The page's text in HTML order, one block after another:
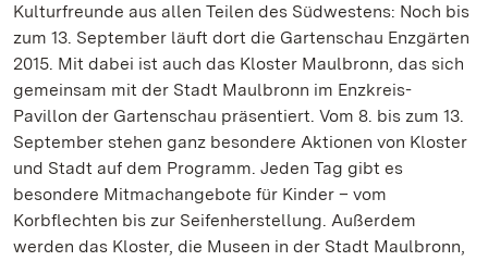
Kulturfreunde aus allen Teilen des Südwestens: Noch bis
zum 13. September läuft dort die Gartenschau Enzgärten
2015. Mit dabei ist auch das Kloster Maulbronn, das sich
gemeinsam mit der Stadt Maulbronn im Enzkreis-
Pavillon der Gartenschau präsentiert. Vom 8. bis zum 13.
September stehen ganz besondere Aktionen von Kloster
und Stadt auf dem Programm. Jeden Tag gibt es
besondere Mitmachangebote für Kinder – vom
Korbflechten bis zur Seifenherstellung. Außerdem
werden das Kloster, die Museen in der Stadt Maulbronn,